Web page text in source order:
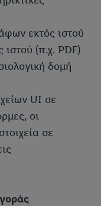
εκτός ιστού
ιστού (π.χ. PDF)
δομή
UI σε
οι
σε